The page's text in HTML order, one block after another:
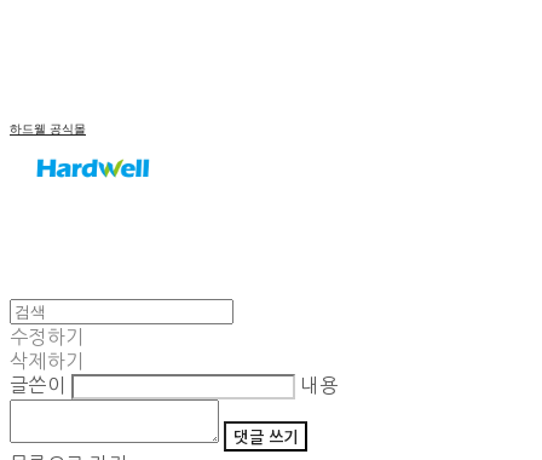
하드웰 공식몰
수정하기
삭제하기
글쓴이
내용
댓글 쓰기